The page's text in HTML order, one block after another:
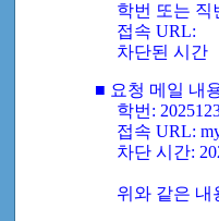
학번 또는 직
접속 URL:
차단된 시간
■ 요청 메일 내
학번:
접속 URL:
차단 시간:
위와 같은 내